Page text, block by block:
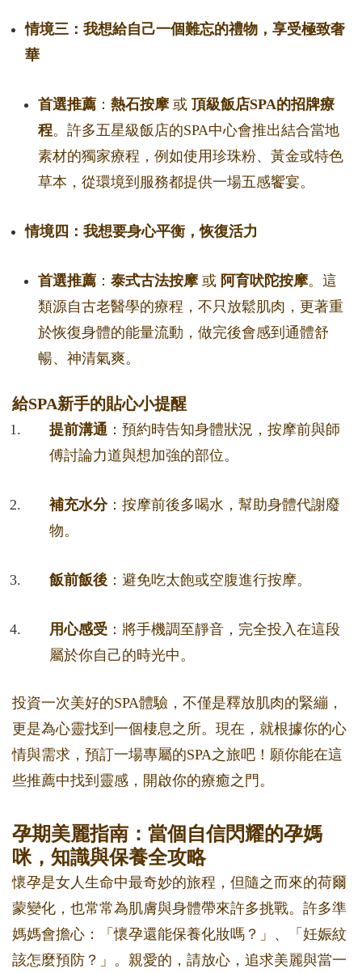
情境三：我想給自己一個難忘的禮物，享受極致奢
華
首選推薦 ： 熱石按摩或 頂級飯店SPA的招牌療
程。許多五星級飯店的SPA中心會推出結合當地
素材的獨家療程，例如使用珍珠粉、黃金或特色
草本，從環境到服務都提供一場五感饗宴。
情境四：我想要身心平衡，恢復活力
首選推薦 ： 泰式古法按摩或 阿育吠陀按摩。這
類源自古老醫學的療程，不只放鬆肌肉，更著重
於恢復身體的能量流動，做完後會感到通體舒
暢、神清氣爽。
給SPA新手的貼心小提醒
提前溝通 ：預約時告知身體狀況，按摩前與師
傅討論力道與想加強的部位。
補充水分：按摩前後多喝水，幫助身體代謝廢
物。
飯前飯後 ：避免吃太飽或空腹進行按摩。
用心感受 ：將手機調至靜音，完全投入在這段
屬於你自己的時光中。
投資一次美好的SPA體驗，不僅是釋放肌肉的緊繃，
更是為心靈找到一個棲息之所。現在，就根據你的心
情與需求，預訂一場專屬的SPA之旅吧！願你能在這
些推薦中找到靈感，開啟你的療癒之門。
孕期美麗指南：當個自信閃耀的孕媽
咪，知識與保養全攻略
懷孕是女人生命中最奇妙的旅程，但隨之而來的荷爾
蒙變化，也常常為肌膚與身體帶來許多挑戰。許多準
媽媽會擔心：「懷孕還能保養化妝嗎？」、「妊娠紋
該怎麼預防？」。親愛的，請放心，追求美麗與當一